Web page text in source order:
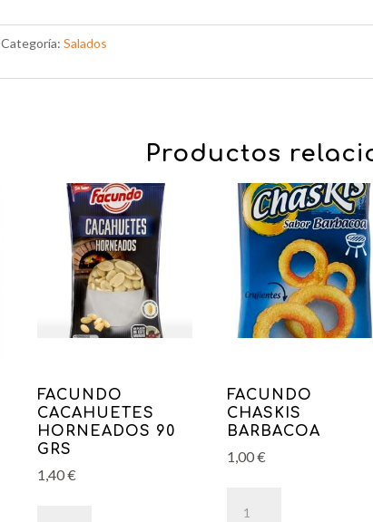
Categoría: Salados
Productos
FACUNDO
CACAHUETES
HORNEADOS 90
GRS
1,40€
FACUNDO
CHASKIS
BARBACOA
1,00€